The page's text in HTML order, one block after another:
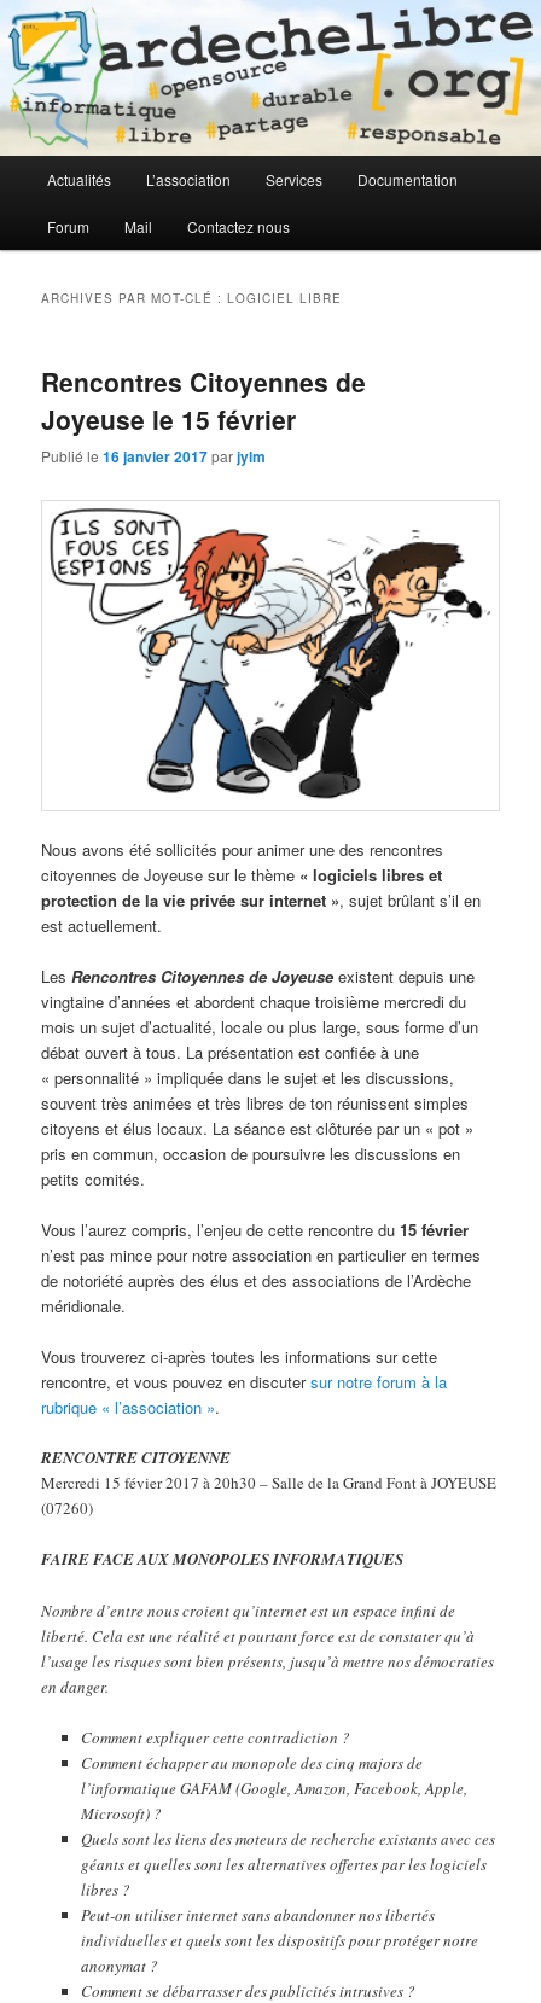
ardechelibre[.org]
Logiciel libre en Ardèche
principal
Aller
au
Aller
au
Actualités L’association Services Documentation
Forum Mail Contactez nous
ARCHIVES PAR MOT-CLÉ :LOGICIEL LIBRE
Rencontres Citoyennes de
Joyeuse le 15 février
Publié le16 janvier 2017parjylm
Nous avons été sollicités pour animer une des rencontres
citoyennes de Joyeuse sur le thème « logiciels libres et
protection de la vie privée sur internet », sujet brûlant s’il en
est actuellement.
LesRencontres Citoyennes de Joyeuse existent depuis une
vingtaine d’années et abordent chaque troisième mercredi du
mois un sujet d’actualité, locale ou plus large, sous forme d’un
débat ouvert à tous. La présentation est confiée à une
« personnalité » impliquée dans le sujet et les discussions,
souvent très animées et très libres de ton réunissent simples
citoyens et élus locaux. La séance est clôturée par un « pot »
pris en commun, occasion de poursuivre les discussions en
petits comités.
Vous l’aurez compris, l’enjeu de cette rencontre du15 février
n’est pas mince pour notre association en particulier en termes
de notoriété auprès des élus et des associations de l’Ardèche
méridionale.
Vous trouverez ci-après toutes les informations sur cette
rencontre, et vous pouvez en discutersur notre forum à la
rubrique « l’association ».
RENCONTRE CITOYENNE
Mercredi 15 févier 2017 à 20h30 – Salle de la Grand Font à JOYEUSE
(07260)
FAIRE FACE AUX MONOPOLES INFORMATIQUES
Nombre d’entre nous croient qu’internet est un espace infini de
liberté. Cela est une réalité et pourtant force est de constater qu’à
l’usage les risques sont bien présents, jusqu’à mettre nos démocraties
en danger.
Comment expliquer cette contradiction ?
Comment échapper au monopole des cinq majors de
l’informatique GAFAM (Google, Amazon, Facebook, Apple,
Microsoft) ?
Quels sont les liens des moteurs de recherche existants avec ces
géants et quelles sont les alternatives offertes par les logiciels
libres ?
Peut-on utiliser internet sans abandonner nos libertés
individuelles et quels sont les dispositifs pour protéger notre
anonymat ?
Comment se débarrasser des publicités intrusives ?